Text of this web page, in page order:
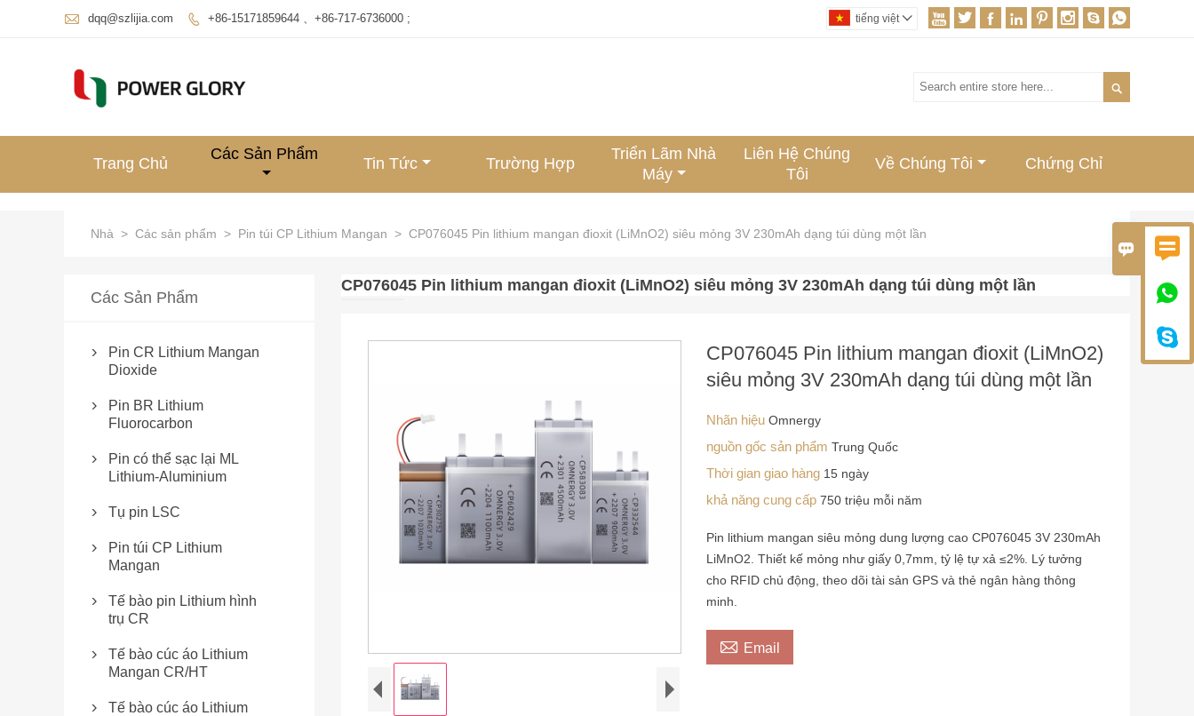
 


 dqq@szlijia.com  +86-15171859644 、+86-717-6736000 ;        
tiếng việt 

Trang Chủ
Các Sản Phẩm
Tin Tức Trường Hợp
Triển Lãm Nhà
Máy
Liên Hệ Chúng
Tôi
Về Chúng Tôi Chứng Chỉ
Nhà > Các sản phẩm > Pin túi CP Lithium Mangan > CP076045 Pin lithium mangan đioxit (LiMnO2) siêu mỏng 3V 230mAh dạng túi dùng một lần
CP076045 Pin lithium mangan đioxit (LiMnO2) siêu mỏng 3V 230mAh dạng túi dùng một lần
CP076045 Pin lithium mangan đioxit (LiMnO2)
siêu mỏng 3V 230mAh dạng túi dùng một lần
Nhãn hiệu Omnergy
nguồn gốc sản phẩm Trung Quốc
Thời gian giao hàng 15 ngày
khả năng cung cấp 750 triệu mỗi năm
Pin lithium mangan siêu mỏng dung lượng cao CP076045 3V 230mAh
LiMnO2. Thiết kế mỏng như giấy 0,7mm, tỷ lệ tự xả ≤2%. Lý tưởng
cho RFID chủ động, theo dõi tài sản GPS và thẻ ngân hàng thông
minh.
 Email
Các Sản Phẩm

Pin CR Lithium Mangan
Dioxide

Pin BR Lithium
Fluorocarbon

Pin có thể sạc lại ML
Lithium-Aluminium
 Tụ pin LSC

Pin túi CP Lithium
Mangan

Tế bào pin Lithium hình
trụ CR

Tế bào cúc áo Lithium
Mangan CR/HT

Tế bào cúc áo Lithium